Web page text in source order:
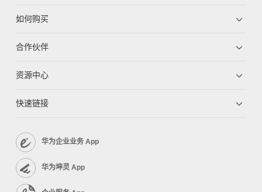
如何购买
合作伙伴
资源中心
快速链接
华为企业业务 App
华为坤灵 App